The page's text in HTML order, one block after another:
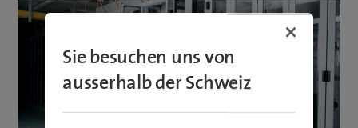
Sie besuchen uns von
ausserhalb der Schweiz